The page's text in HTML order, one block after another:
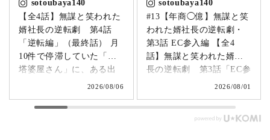
sotoubaya140
【全4話】無謀と笑われた
婿社長の逆転劇 第4話
「逆転編」（最終話） 月
10件で停滞していた「卒
塔婆屋さん」に、ある出
来事が起こります。▶
まじゃまずい。」 そう痛
2026/08/06
sotoubaya140
#13【年商◯億】無謀と笑
われた婿社長の逆転劇・
第3話 EC参入編 【全4
話】無謀と笑われた婿社
長の逆転劇 第3話「EC参
たやじ社長が下した決断
とは。▶ @sotoubaya140
2026/08/01